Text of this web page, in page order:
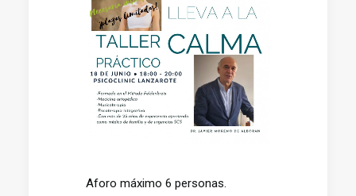
Aforo máximo 6 personas.